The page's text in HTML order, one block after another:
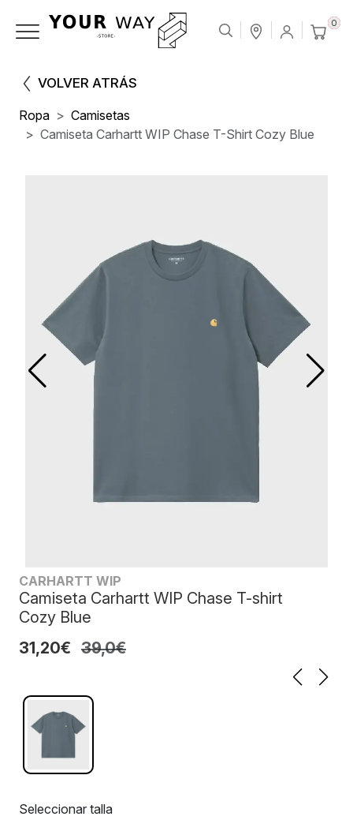
0
VOLVER ATRÁS
Ropa
Camisetas
Camiseta Carhartt WIP Chase T-Shirt Cozy Blue
CARHARTT WIP
Camiseta Carhartt WIP Chase T-shirt
Cozy Blue
31,20€ 39,0€
Seleccionar talla